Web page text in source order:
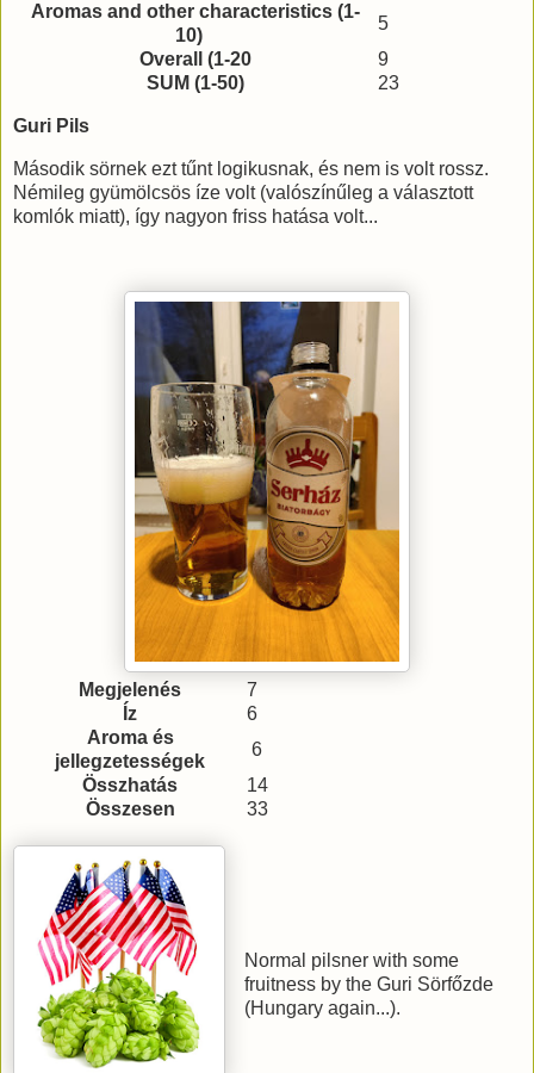
Aromas and other characteristics (1-
10)
5
Overall (1-20
9
SUM (1-50)
23
Guri Pils
Második sörnek ezt tűnt logikusnak, és nem is volt rossz.
Némileg gyümölcsös íze volt (valószínűleg a választott
komlók miatt), így nagyon friss hatása volt...
Megjelenés
7
Íz
6
Aroma és
jellegzetességek
6
Összhatás
14
Összesen
33
Normal pilsner with some
fruitness by the Guri Sörfőzde
(Hungary again...).